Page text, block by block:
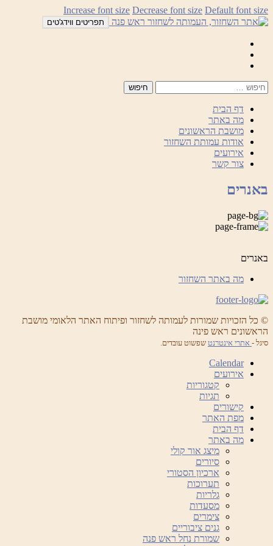
לדלג
לתוכן
Increase font size Decrease font size Default font size
תפריטים ווידג'טים
דף הבית
מה באתר
מושבת הראשונים
אודות עמותת השחזור
אירועים
צור קשר
באנרים
באנרים
מה באתר השחזור
© כל הזכויות שמורות לעמותה לשחזור ופיתוח האתר הלאומי מושבת
הראשונים ראש פינה
סיגל - אתרי אינטרנט שפשוט עובדים.
Calendar
אירועים
קטגוריות
תגיות
קישורים
מפת האתר
דף הבית
מה באתר
מיצג אור קולי
סיורים
ארכיון הסטורי
תערוכות
גלריות
מסעדות
צימרים
גנים ציבוריים
שמורת נחל ראש פנה